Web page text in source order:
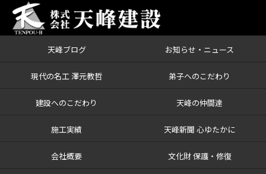
天峰ブログ お知らせ・ニュース
現代の名工 澤元教哲 弟子へのこだわり
建設へのこだわり 天峰の仲間達
施工実績 天峰新聞 心ゆたかに
会社概要 文化財 保護・修復
ブログ 立派な書院を未来へ繋ぐ工事着工